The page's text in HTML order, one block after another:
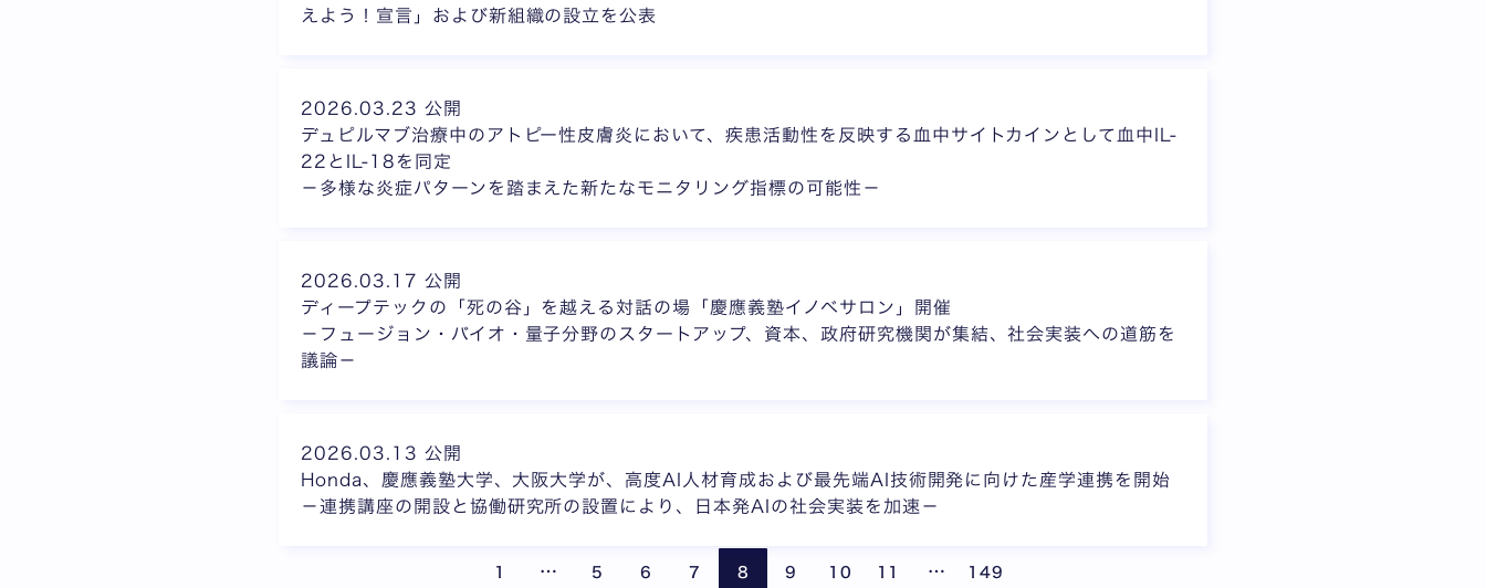
えよう！宣言」および新組織の設立を公表
2026.03.23 公開
デュピルマブ治療中のアトピー性皮膚炎において、疾患活動性を反映する血中サイトカインとして血中IL-
22とIL-18を同定
－多様な炎症パターンを踏まえた新たなモニタリング指標の可能性－
2026.03.17 公開
ディープテックの「死の谷」を越える対話の場「慶應義塾イノベサロン」開催
－フュージョン・バイオ・量子分野のスタートアップ、資本、政府研究機関が集結、社会実装への道筋を
議論－
2026.03.13 公開
Honda、慶應義塾大学、大阪大学が、高度AI人材育成および最先端AI技術開発に向けた産学連携を開始
－連携講座の開設と協働研究所の設置により、日本発AIの社会実装を加速－
1 … 5 6 7 8 9 10 11 … 149